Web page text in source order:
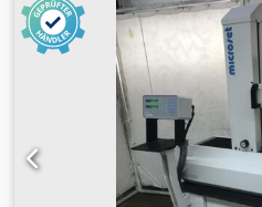
Untertisch, 1.400 mm breit,
Teleskopschubladenschrank, 5
Ak Ujk mit 15"-Monitor Terra,
Etikettendrucker Dymo 450